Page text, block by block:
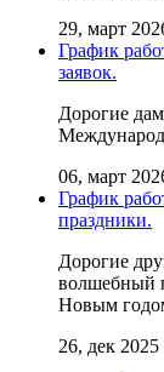
29, март
График
заявок.
Дорогие
06, март
График
праздники.
Дорогие
волшебный
Новым
26, дек 2025